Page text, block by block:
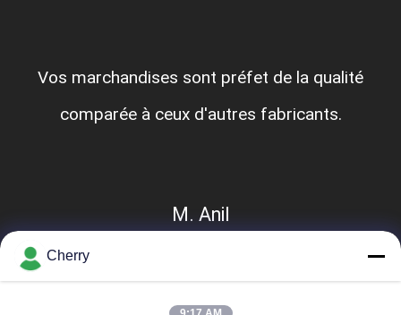
Vos marchandises sont préfet de la qualité
comparée à ceux d'autres fabricants.
M. Anil
Cherry